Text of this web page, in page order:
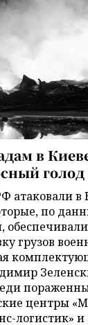
в
атаковали в
по
грузов
центры
логистик»